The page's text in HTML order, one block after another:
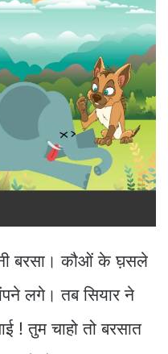
बरसा। कौओं के घ़सले
लगे। तब सियार ने
! तुम चाहो तो बरसात